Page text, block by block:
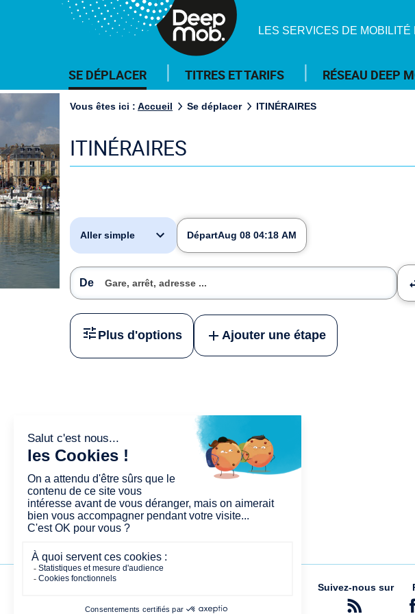
LES SERVICES DE
Menu
principal
SE DÉPLACER TITRES ET TARIFS RÉSEAU DEEP
Vous êtes ici : Accueil Se déplacer ITINÉRAIRES
ITINÉRAIRES
DépartAug 08 04:18 AM
De
Plus d'options Ajouter une étape
Suivez-nous sur